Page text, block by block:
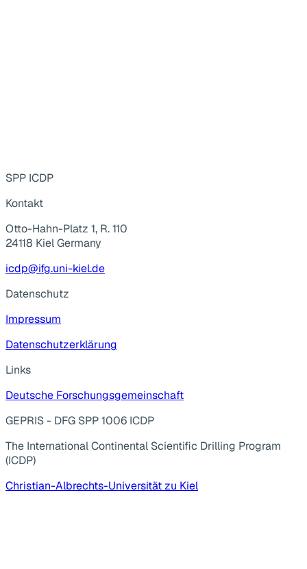
SPP ICDP
Kontakt
Otto-Hahn-Platz 1, R. 110
24118 Kiel Germany
icdp@ifg.uni-kiel.de
Datenschutz
Impressum
Datenschutzerklärung
Links
Deutsche Forschungsgemeinschaft
GEPRIS - DFG SPP 1006 ICDP
The International Continental Scientific Drilling Program
(ICDP)
Christian-Albrechts-Universität zu Kiel